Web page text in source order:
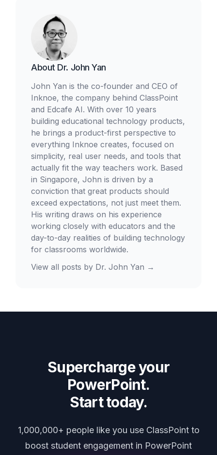
About Dr. John Yan
John Yan is the co-founder and CEO of
Inknoe, the company behind ClassPoint
and Edcafe AI. With over 10 years
building educational technology products,
he brings a product-first perspective to
everything Inknoe creates, focused on
simplicity, real user needs, and tools that
actually fit the way teachers work. Based
in Singapore, John is driven by a
conviction that great products should
exceed expectations, not just meet them.
His writing draws on his experience
working closely with educators and the
day-to-day realities of building technology
for classrooms worldwide.
View all posts by Dr. John Yan →
Supercharge your
PowerPoint.
Start today.
1,000,000+ people like you use ClassPoint to
boost student engagement in PowerPoint